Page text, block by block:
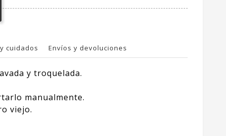
cuidados Envíos y devoluciones
y troquelada.
manualmente.
viejo.